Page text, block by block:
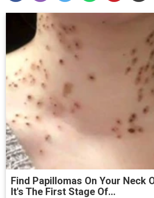
Find Papillomas On Your Neck
It's The First Stage Of...